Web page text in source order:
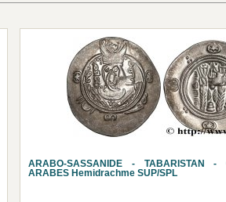
ARABO-SASSANIDE - TABARISTAN -
ARABES Hemidrachme SUP/SPL